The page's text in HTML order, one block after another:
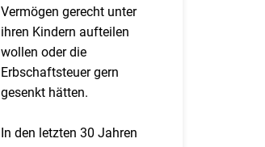
Vermögen gerecht unter
ihren Kindern aufteilen
wollen oder die
Erbschaftsteuer gern
gesenkt hätten.
In den letzten 30 Jahren